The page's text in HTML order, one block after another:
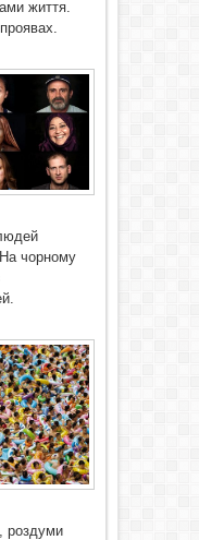
життя.
На чорному
роздуми